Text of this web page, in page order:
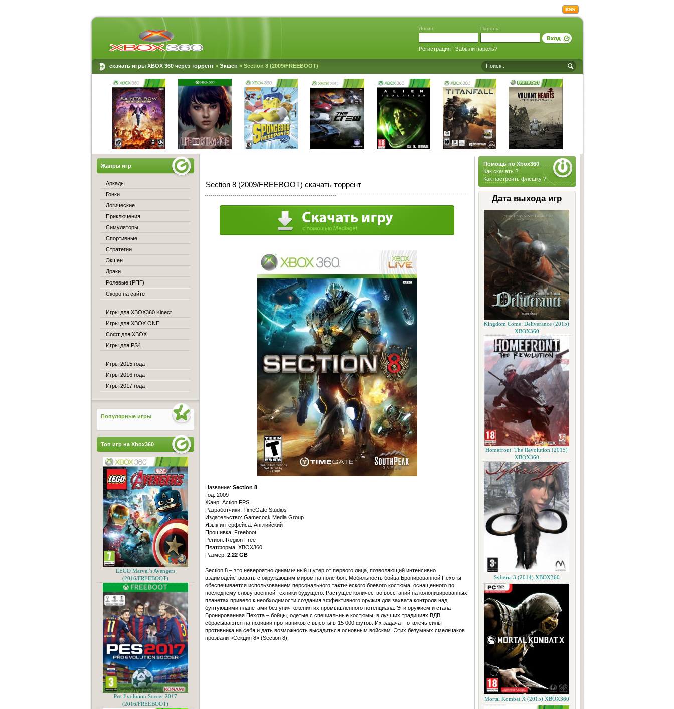
Логин: Пароль:
Регистрация| Забыли пароль?
скачать игры XBOX 360 через торрент» Экшен » Section 8 (2009/FREEBOOT)
Помощь по Xbox360.
Как скачать ?
Как настроить флешку ?
Дата выхода игр
Kingdom Come: Deliverance (2015)
XBOX360
Homefront: The Revolution (2015)
XBOX360
Syberia 3 (2014) XBOX360
Mortal Kombat X (2015) XBOX360
Section 8 (2009/FREEBOOT) скачать торрент
Название: Section 8
Год: 2009
Жанр: Action,FPS
Разработчики: TimeGate Studios
Издательство: Gamecock Media Group
Язык интерфейса: Английский
Прошивка: Freeboot
Регион: Region Free
Платформа: XBOX360
Размер: 2.22 GB
Section 8 – это невероятно динамичный шутер от первого лица, позволяющий интенсивно
взаимодействовать с окружающим миром на поле боя. Мобильность бойца Бронированной Пехоты
обеспечивается использованием персонального тактического боевого костюма, оснащенного по
последнему слову военной техники будущего. Растущее количество восстаний на колонизированных
планетах привело к необходимости создания эффективного оружия для захвата контроля над
бунтующими планетами без уничтожения их промышленного потенциала. Эти оружием и стала
Бронированная Пехота – бойцы, одетые с специальные костюмы, в лучших традициях ВДВ,
сбрасываются на позиции противников с высоты в 15 000 футов. Их задача – отвлечь силы
противника на себя и дать возможность высадиться основным войскам. Этих безумных смельчаков
прозвали «Секция 8» (Section 8).
Жанры игр
Аркады
Гонки
Логические
Приключения
Симуляторы
Спортивные
Стратегии
Экшен
Драки
Ролевые (РПГ)
Скоро на сайте
Игры для XBOX360 Kinect
Игры для XBOX ONE
Софт для XBOX
Игры для PS4
Игры 2015 года
Игры 2016 года
Игры 2017 года
Популярные игры
Топ игр на Xbox360
LEGO Marvel’s Avengers
(2016/FREEBOOT)
Pro Evolution Soccer 2017
(2016/FREEBOOT)